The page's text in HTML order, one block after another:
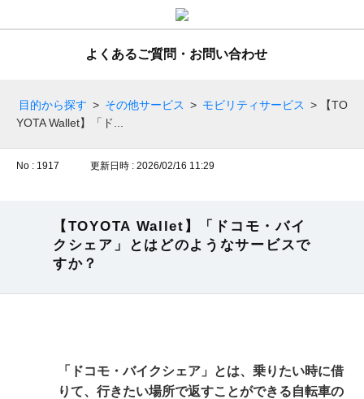
よくあるご質問・お問い合わせ
目的から探す > その他サービス > モビリティサービス >
【TO
YOTA Wallet】「ド...
No : 1917 更新日時 : 2026/02/16 11:29
【TOYOTA Wallet】「ドコモ・バイ
クシェア」とはどのようなサービスで
すか？
「ドコモ・バイクシェア」とは、乗りたい時に借
りて、行きたい場所で返すことができる自転車の